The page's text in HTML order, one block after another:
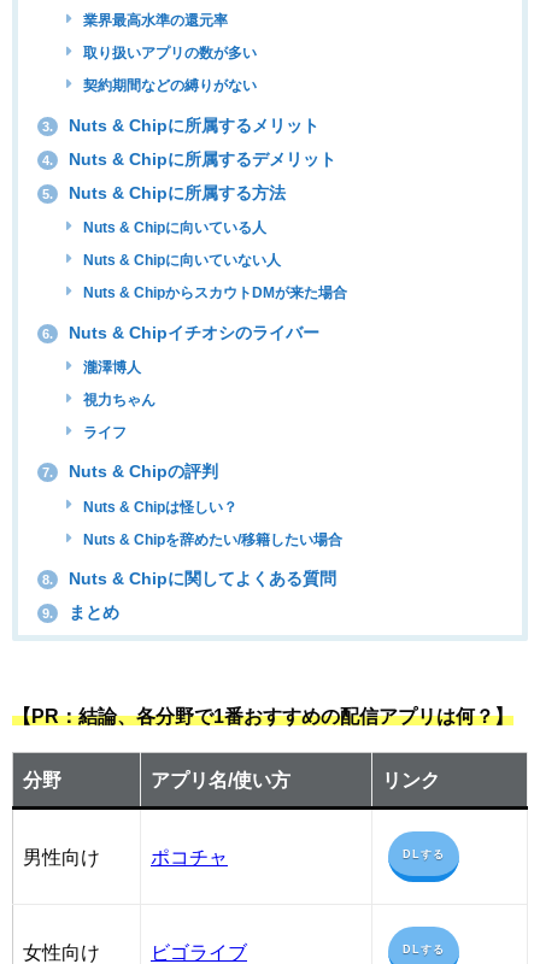
業界最高水準の還元率
取り扱いアプリの数が多い
契約期間などの縛りがない
3. Nuts & Chipに所属するメリット
4. Nuts & Chipに所属するデメリット
5. Nuts & Chipに所属する方法
Nuts & Chipに向いている人
Nuts & Chipに向いていない人
Nuts & ChipからスカウトDMが来た場合
6. Nuts & Chipイチオシのライバー
瀧澤博人
視力ちゃん
ライフ
7. Nuts & Chipの評判
Nuts & Chipは怪しい？
Nuts & Chipを辞めたい/移籍したい場合
8. Nuts & Chipに関してよくある質問
9. まとめ
【PR：結論、各分野で1番おすすめの配信アプリは何？】
分野 アプリ名/使い方 リンク
男性向け ポコチャ DLする
女性向け ビゴライブ DLする